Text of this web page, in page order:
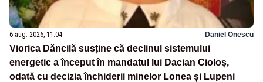
6 aug. 2026, 11:04 Daniel Onescu
Viorica Dăncilă susține că declinul sistemului
energetic a început în mandatul lui Dacian Cioloș,
odată cu decizia închiderii minelor Lonea și Lupeni